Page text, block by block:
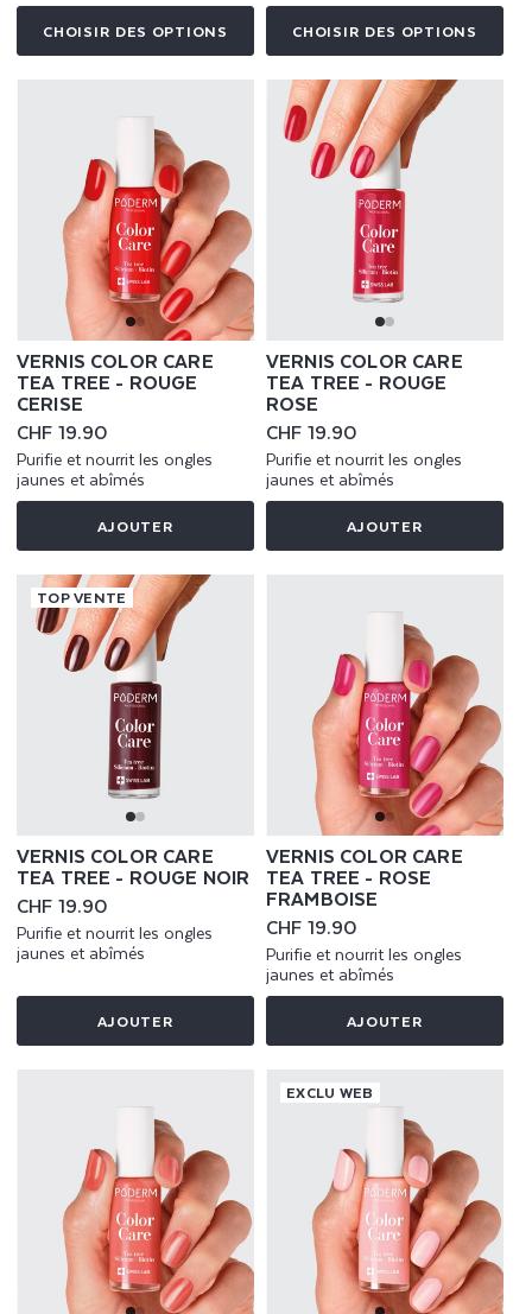
CHOISIR DES OPTIONS CHOISIR DES OPTIONS
VERNIS COLOR CARE
TEA TREE - ROUGE
CERISE
Prix
habituel
CHF 19.90
Purifie et nourrit les ongles
jaunes et abîmés
AJOUTER
VERNIS COLOR CARE
TEA TREE - ROUGE
ROSE
Prix
habituel
CHF 19.90
Purifie et nourrit les ongles
jaunes et abîmés
AJOUTER
TOP VENTE
VERNIS COLOR CARE
TEA TREE - ROUGE NOIR
Prix
habituel
CHF 19.90
Purifie et nourrit les ongles
jaunes et abîmés
AJOUTER
VERNIS COLOR CARE
TEA TREE - ROSE
FRAMBOISE
Prix
habituel
CHF 19.90
Purifie et nourrit les ongles
jaunes et abîmés
AJOUTER
EXCLU WEB